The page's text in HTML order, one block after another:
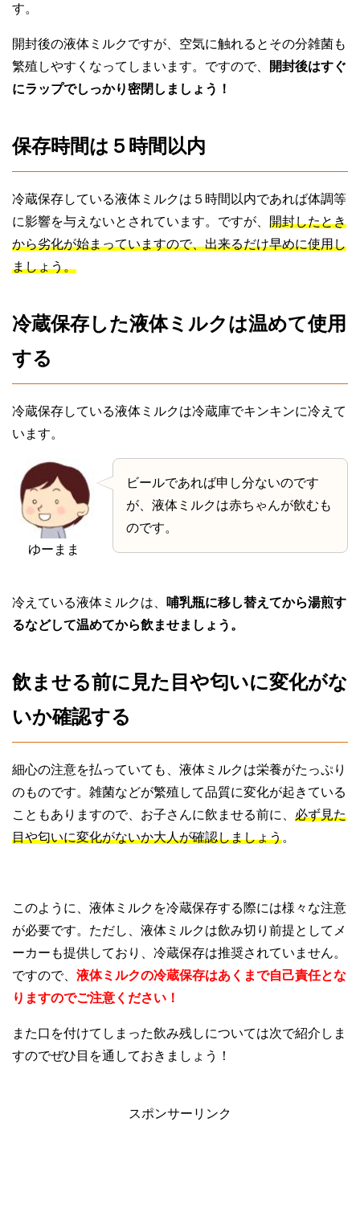
す。
開封後の液体ミルクですが、空気に触れるとその分雑菌も
繁殖しやすくなってしまいます。ですので、
開封後はすぐ
にラップでしっかり密閉しましょう！
保存時間は５時間以内
冷蔵保存している液体ミルクは５時間以内であれば体調等
に影響を与えないとされています。ですが、 開封したとき
から劣化が始まっていますので、出来るだけ早めに使用し
ましょう。
冷蔵保存した液体ミルクは温めて使用
する
冷蔵保存している液体ミルクは冷蔵庫でキンキンに冷えて
います。
ゆーまま
ビールであれば申し分ないのです
が、液体ミルクは赤ちゃんが飲むも
のです。
冷えている液体ミルクは、
哺乳瓶に移し替えてから湯煎す
るなどして温めてから飲ませましょう。
飲ませる前に見た目や匂いに変化がな
いか確認する
細心の注意を払っていても、液体ミルクは栄養がたっぷり
のものです。雑菌などが繁殖して品質に変化が起きている
こともありますので、お子さんに飲ませる前に、 必ず見た
目や匂いに変化がないか大人が確認しましょう。
このように、液体ミルクを冷蔵保存する際には様々な注意
が必要です。ただし、液体ミルクは飲み切り前提としてメ
ーカーも提供しており、冷蔵保存は推奨されていません。
ですので、 液体ミルクの冷蔵保存はあくまで自己責任とな
りますのでご注意ください！
また口を付けてしまった飲み残しについては次で紹介しま
すのでぜひ目を通しておきましょう！
スポンサーリンク